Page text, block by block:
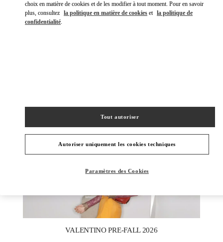
VALENTINO PRE-FALL 2026
choix en matière de cookies et de les modifier à tout moment. Pour en savoir
plus, consultez la politique en matière de cookies et la politique de
confidentialité.
Autoriser uniquement les cookies techniques
Tout autoriser
Paramètres des Cookies